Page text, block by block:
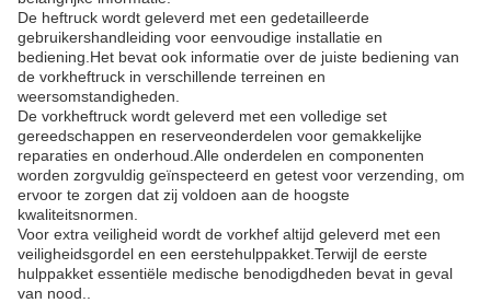
De heftruck wordt geleverd met een gedetailleerde
gebruikershandleiding voor eenvoudige installatie en
bediening.Het bevat ook informatie over de juiste bediening van
de vorkheftruck in verschillende terreinen en
weersomstandigheden.
De vorkheftruck wordt geleverd met een volledige set
gereedschappen en reserveonderdelen voor gemakkelijke
reparaties en onderhoud.Alle onderdelen en componenten
worden zorgvuldig geïnspecteerd en getest voor verzending, om
ervoor te zorgen dat zij voldoen aan de hoogste
kwaliteitsnormen.
Voor extra veiligheid wordt de vorkhef altijd geleverd met een
veiligheidsgordel en een eerstehulppakket.Terwijl de eerste
hulppakket essentiële medische benodigdheden bevat in geval
van nood..